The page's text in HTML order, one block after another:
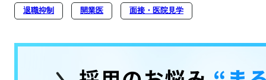
退職抑制 開業医 面接・医院見学